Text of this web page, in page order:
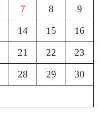
7 8 9
14 15 16
21 22 23
28 29 30